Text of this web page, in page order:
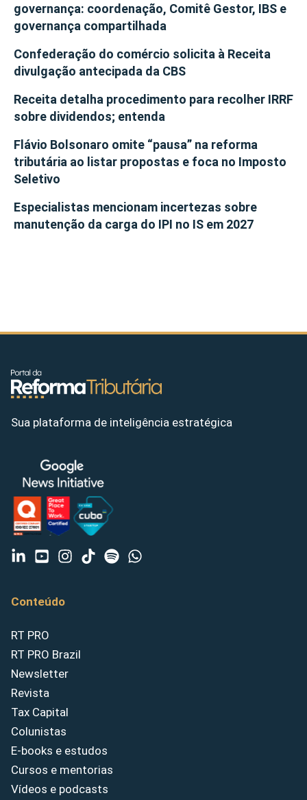
governança: coordenação, Comitê Gestor, IBS e
governança compartilhada
Confederação do comércio solicita à Receita
divulgação antecipada da CBS
Receita detalha procedimento para recolher IRRF
sobre dividendos; entenda
Flávio Bolsonaro omite “pausa” na reforma
tributária ao listar propostas e foca no Imposto
Seletivo
Especialistas mencionam incertezas sobre
manutenção da carga do IPI no IS em 2027
Sua plataforma de inteligência estratégica
Conteúdo
RT PRO
RT PRO Brazil
Newsletter
Revista
Tax Capital
Colunistas
E-books e estudos
Cursos e mentorias
Vídeos e podcasts